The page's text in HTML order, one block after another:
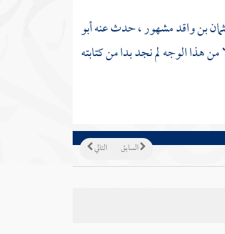
بن واقدمشهور ، حدث عنهأبو
هذا الوجه لم نجد بدا من كتابته
التالي السابق